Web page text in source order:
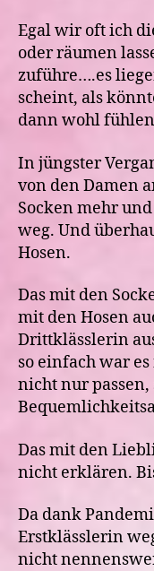
Egal wir oft ich
oder räumen
zuführe….es
scheint, als
dann wohl
In jüngster
von den Damen
Socken mehr
weg. Und
Hosen.
Das mit den
mit den Hosen
Drittklässlerin
so einfach war
nicht nur
Das mit den
nicht erklären.
Da dank
Erstklässlerin
nicht